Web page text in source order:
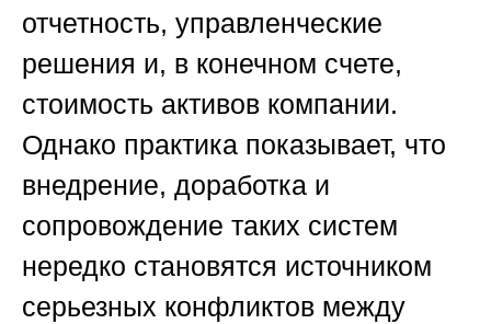
отчетность, управленческие
решения и, в конечном счете,
стоимость активов компании.
Однако практика показывает, что
внедрение, доработка и
сопровождение таких систем
нередко становятся источником
серьезных конфликтов между